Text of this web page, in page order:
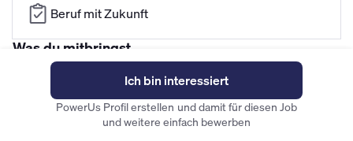
Beruf mit Zukunft
Was du mitbringst
Berufsausbildung
organisatorische Fähigkeiten
Ich bin interessiert
PowerUs Profil erstellen und damit für diesen Job
und weitere einfach bewerben